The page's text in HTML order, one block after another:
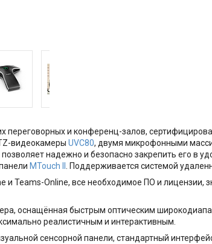
переговорных и конференц-залов,
видеокамеры UVC80, двумя микрофонными
надежно и безопасно закрепить его в
MTouch II . Поддерживается системой
и Teams-Online, все необходимое ПО и
оснащённая быстрым оптическим
реалистичным и интерактивным.
сенсорной панели, стандартный